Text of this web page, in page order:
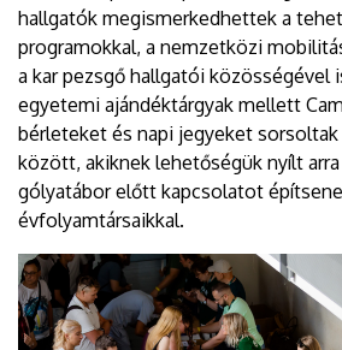
hallgatók megismerkedhettek a
programokkal, a nemzetközi
a kar pezsgő hallgatói közösségével
egyetemi ajándéktárgyak mellett
bérleteket és napi jegyeket
között, akiknek lehetőségük nyílt
gólyatábor előtt kapcsolatot
évfolyamtársaikkal.